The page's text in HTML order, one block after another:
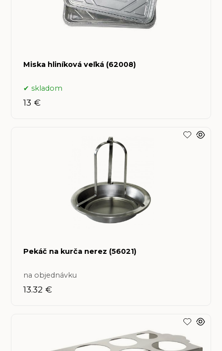
Miska hliníková veľká (62008)
skladom
13 €
Pekáč na kurča nerez (56021)
na objednávku
13.32 €